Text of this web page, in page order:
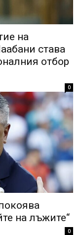
на
става
отбор
0
на лъжите“
0